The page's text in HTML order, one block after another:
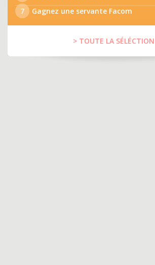
7
Gagnez une servante Facom
> TOUTE LA SÉLÉCTION